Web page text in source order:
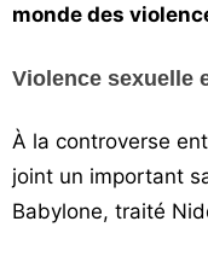
monde des
Violence sexuelle
À la controverse
joint un important
Babylone, traité